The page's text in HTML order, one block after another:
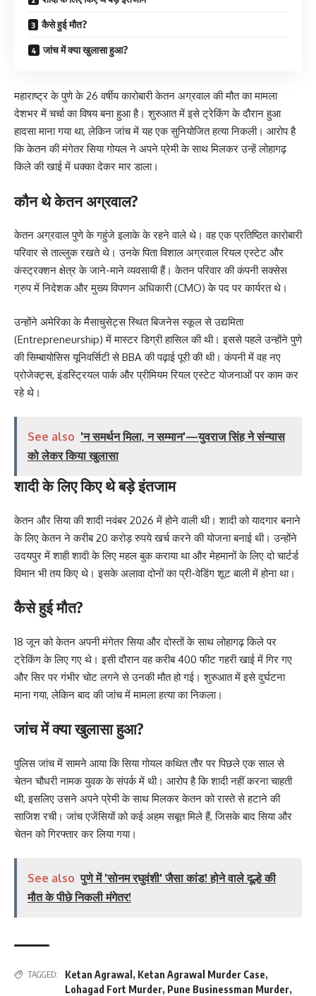
कैसे हुई मौत?
जांच में क्या खुलासा हुआ?
महाराष्ट्र के पुणे के 26 वर्षीय कारोबारी केतन अग्रवाल की मौत का मामला
देशभर में चर्चा का विषय बना हुआ है। शुरुआत में इसे ट्रेकिंग के दौरान हुआ
हादसा माना गया था, लेकिन जांच में यह एक सुनियोजित हत्या निकली। आरोप है
कि केतन की मंगेतर सिया गोयल ने अपने प्रेमी के साथ मिलकर उन्हें लोहागढ़
किले की खाई में धक्का देकर मार डाला।
कौन थे केतन अग्रवाल?
केतन अग्रवाल पुणे के गहुंजे इलाके के रहने वाले थे। वह एक प्रतिष्ठित कारोबारी
परिवार से ताल्लुक रखते थे। उनके पिता विशाल अग्रवाल रियल एस्टेट और
कंस्ट्रक्शन क्षेत्र के जाने-माने व्यवसायी हैं। केतन परिवार की कंपनी सक्सेस
ग्रुप में निदेशक और मुख्य विपणन अधिकारी (CMO) के पद पर कार्यरत थे।
उन्होंने अमेरिका के मैसाचुसेट्स स्थित बिजनेस स्कूल से उद्यमिता
(Entrepreneurship) में मास्टर डिग्री हासिल की थी। इससे पहले उन्होंने पुणे
की सिम्बायोसिस यूनिवर्सिटी से BBA की पढ़ाई पूरी की थी। कंपनी में वह नए
प्रोजेक्ट्स, इंडस्ट्रियल पार्क और प्रीमियम रियल एस्टेट योजनाओं पर काम कर
रहे थे।
See also 'न समर्थन मिला, न सम्मान'—युवराज सिंह ने संन्यास
को लेकर किया खुलासा
शादी के लिए किए थे बड़े इंतजाम
केतन और सिया की शादी नवंबर 2026 में होने वाली थी। शादी को यादगार बनाने
के लिए केतन ने करीब 20 करोड़ रुपये खर्च करने की योजना बनाई थी। उन्होंने
उदयपुर में शाही शादी के लिए महल बुक कराया था और मेहमानों के लिए दो चार्टर्ड
विमान भी तय किए थे। इसके अलावा दोनों का प्री-वेडिंग शूट बाली में होना था।
कैसे हुई मौत?
18 जून को केतन अपनी मंगेतर सिया और दोस्तों के साथ लोहागढ़ किले पर
ट्रेकिंग के लिए गए थे। इसी दौरान वह करीब 400 फीट गहरी खाई में गिर गए
और सिर पर गंभीर चोट लगने से उनकी मौत हो गई। शुरुआत में इसे दुर्घटना
माना गया, लेकिन बाद की जांच में मामला हत्या का निकला।
जांच में क्या खुलासा हुआ?
पुलिस जांच में सामने आया कि सिया गोयल कथित तौर पर पिछले एक साल से
चेतन चौधरी नामक युवक के संपर्क में थी। आरोप है कि शादी नहीं करना चाहती
थी, इसलिए उसने अपने प्रेमी के साथ मिलकर केतन को रास्ते से हटाने की
साजिश रची। जांच एजेंसियों को कई अहम सबूत मिले हैं, जिसके बाद सिया और
चेतन को गिरफ्तार कर लिया गया।
See also पुणे में 'सोनम रघुवंशी' जैसा कांड! होने वाले दूल्हे की
मौत के पीछे निकली मंगेतर!
TAGGED: Ketan Agrawal , Ketan Agrawal Murder Case,
Lohagad Fort Murder, Pune Businessman Murder,